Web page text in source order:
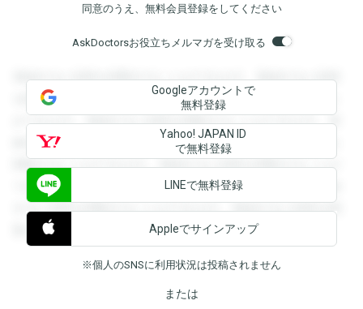
同意のうえ、無料会員登録をしてください
AskDoctorsお役立ちメルマガを受け取る
登録すると回答を閲覧することができます。登録すると回答
を閲覧することができます。登録すると回答を閲覧すること
ができます。登録すると回答を閲覧することができます。登
録すると回答を閲覧することができます。登録すると回答を
閲覧することができます。登録すると回答を閲覧することが
できます。登録すると回答を閲覧することができます。登録
すると回答を閲覧することができます。登録すると回答を閲
覧することができます。
Googleアカウントで
無料登録
Yahoo! JAPAN ID
で無料登録
LINEで無料登録
Appleでサインアップ
※個人のSNSに利用状況は投稿されません
または